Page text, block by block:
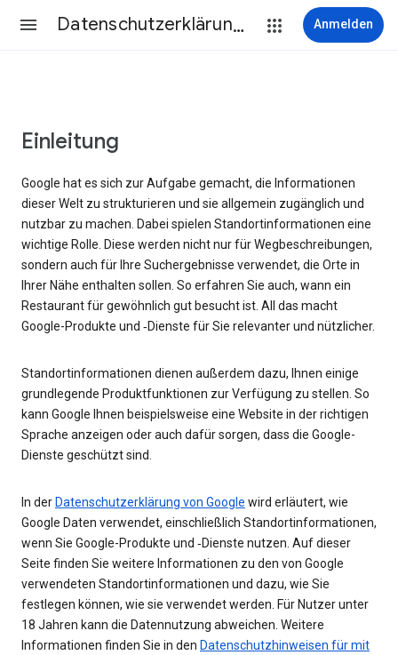
Datenschutzerklärung & Nutzungsbedingungen Anmelden
Einleitung
Google hat es sich zur Aufgabe gemacht, die Informationen
dieser Welt zu strukturieren und sie allgemein zugänglich und
nutzbar zu machen. Dabei spielen Standortinformationen eine
wichtige Rolle. Diese werden nicht nur für Wegbeschreibungen,
sondern auch für Ihre Suchergebnisse verwendet, die Orte in
Ihrer Nähe enthalten sollen. So erfahren Sie auch, wann ein
Restaurant für gewöhnlich gut besucht ist. All das macht
Google-Produkte und ‑Dienste für Sie relevanter und nützlicher.
Standortinformationen dienen außerdem dazu, Ihnen einige
grundlegende Produktfunktionen zur Verfügung zu stellen. So
kann Google Ihnen beispielsweise eine Website in der richtigen
Sprache anzeigen oder auch dafür sorgen, dass die Google-
Dienste geschützt sind.
In der Datenschutzerklärung von Google wird erläutert, wie
Google Daten verwendet, einschließlich Standortinformationen,
wenn Sie Google-Produkte und ‑Dienste nutzen. Auf dieser
Seite finden Sie weitere Informationen zu den von Google
verwendeten Standortinformationen und dazu, wie Sie
festlegen können, wie sie verwendet werden. Für Nutzer unter
18 Jahren kann die Datennutzung abweichen. Weitere
Informationen finden Sie in den Datenschutzhinweisen für mit